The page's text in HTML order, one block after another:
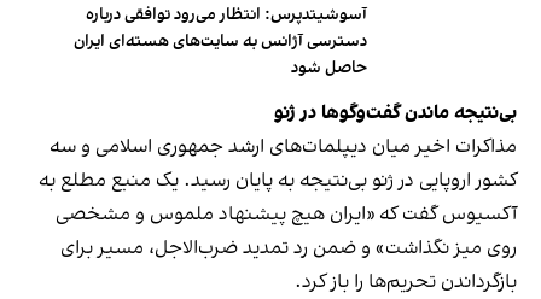
آسوشیتدپرس: انتظار می‌رود توافقی درباره
دسترسی آژانس به سایت‌های هسته‌ای ایران
حاصل شود
بی‌نتیجه ماندن گفت‌وگوها در ژنو
مذاکرات اخیر میان دیپلمات‌های ارشد جمهوری اسلامی و سه
کشور اروپایی در ژنو بی‌نتیجه به پایان رسید. یک منبع مطلع به
آکسیوس گفت که «ایران هیچ پیشنهاد ملموس و مشخصی
روی میز نگذاشت» و ضمن رد تمدید ضرب‌الاجل، مسیر برای
بازگرداندن تحریم‌ها را باز کرد.